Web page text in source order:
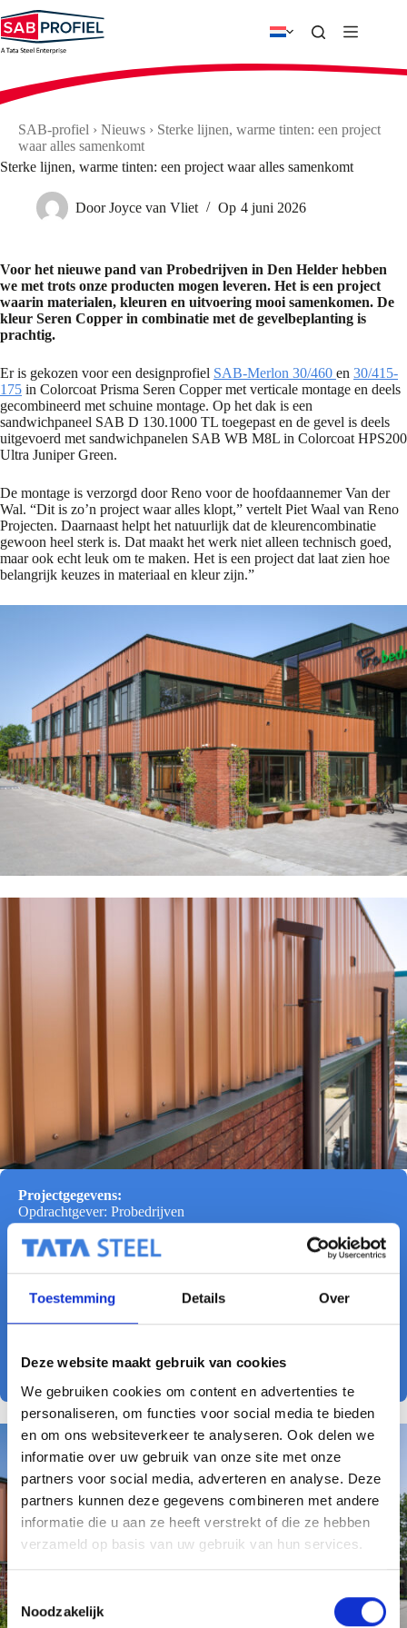
Toestemming Details Over
Deze website maakt gebruik van cookies
We gebruiken cookies om content en advertenties te
personaliseren, om functies voor social media te bieden
en om ons websiteverkeer te analyseren. Ook delen we
informatie over uw gebruik van onze site met onze
partners voor social media, adverteren en analyse. Deze
partners kunnen deze gegevens combineren met andere
informatie die u aan ze heeft verstrekt of die ze hebben
verzameld op basis van uw gebruik van hun services.
T
o
Noodzakelijk
naar
de
inhoud
SAB-profiel › Nieuws › Sterke lijnen, warme tinten: een project
waar alles samenkomt
Sterke lijnen, warme tinten: een project waar alles samenkomt
Door Joyce van Vliet Op 4 juni 2026
Voor het nieuwe pand van Probedrijven in Den Helder hebben
we met trots onze producten mogen leveren. Het is een project
waarin materialen, kleuren en uitvoering mooi samenkomen. De
kleur Seren Copper in combinatie met de gevelbeplanting is
prachtig.
Er is gekozen voor een designprofiel SAB-Merlon 30/460 en 30/415-
175 in Colorcoat Prisma Seren Copper met verticale montage en deels
gecombineerd met schuine montage. Op het dak is een
sandwichpaneel SAB D 130.1000 TL toegepast en de gevel is deels
uitgevoerd met sandwichpanelen SAB WB M8L in Colorcoat HPS200
Ultra Juniper Green.
De montage is verzorgd door Reno voor de hoofdaannemer Van der
Wal. “Dit is zo’n project waar alles klopt,” vertelt Piet Waal van Reno
Projecten. Daarnaast helpt het natuurlijk dat de kleurencombinatie
gewoon heel sterk is. Dat maakt het werk niet alleen technisch goed,
maar ook echt leuk om te maken. Het is een project dat laat zien hoe
belangrijk keuzes in materiaal en kleur zijn.”
Projectgegevens:
Opdrachtgever: Probedrijven
Architect: KJK Architecten
Montagebedrijf: Reno Projecten
SAB Producten: SAB-Merlon 30/460 en 30/415-175 , SAB D